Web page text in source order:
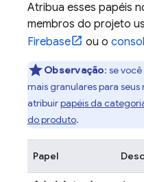
Atribua esses papéis
membros do projeto
Firebase
ou o
Observação: se
mais granulares para
atribuirpapéis da
do produto.
Papel